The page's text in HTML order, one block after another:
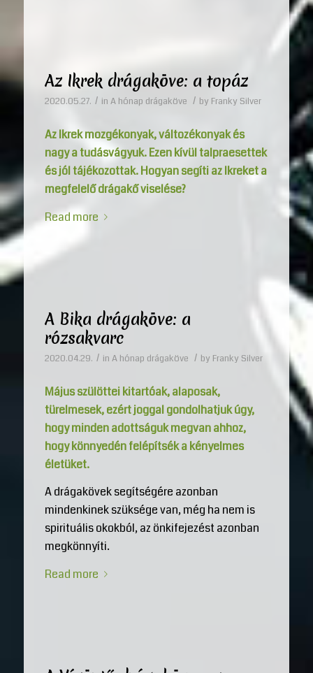
Az Ikrek drágaköve: a topáz
2020.05.27. / in A hónap drágaköve / by Franky Silver
Az Ikrek mozgékonyak, változékonyak és
nagy a tudásvágyuk. Ezen kívül talpraesettek
és jól tájékozottak. Hogyan segíti az Ikreket a
megfelelő drágakő viselése?
Read more
A Bika drágaköve: a
rózsakvarc
2020.04.29. / in A hónap drágaköve / by Franky Silver
Május szülöttei kitartóak, alaposak,
türelmesek, ezért joggal gondolhatjuk úgy,
hogy minden adottságuk megvan ahhoz,
hogy könnyedén felépítsék a kényelmes
életüket.
A drágakövek segítségére azonban
mindenkinek szüksége van, még ha nem is
spirituális okokból, az önkifejezést azonban
megkönnyíti.
Read more